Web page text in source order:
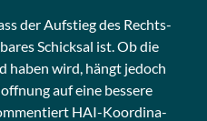
der Auf­stieg des Rechts­
Schick­sal ist. Ob die
haben wird, hängt jedoch
auf eine bes­se­re
HAI-Koor­di­na­